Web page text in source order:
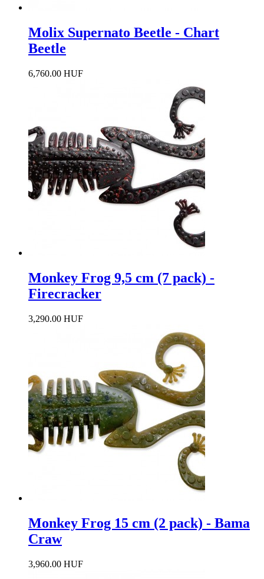
Molix Supernato Beetle - Chart
Beetle
6,760.00 HUF
Monkey Frog 9,5 cm (7 pack) -
Firecracker
3,290.00 HUF
Monkey Frog 15 cm (2 pack) - Bama
Craw
3,960.00 HUF